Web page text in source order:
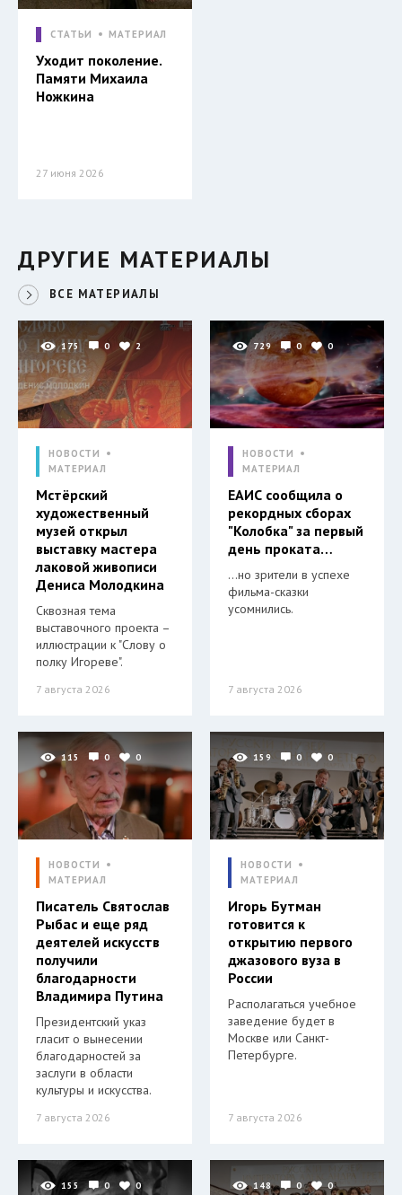
СТАТЬИ МАТЕРИАЛ
Уходит поколение.
Памяти Михаила
Ножкина
27 июня 2026
ДРУГИЕ МАТЕРИАЛЫ
ВСЕ МАТЕРИАЛЫ
175 0 2
НОВОСТИ
МАТЕРИАЛ
Мстёрский
художественный
музей открыл
выставку мастера
лаковой живописи
Дениса Молодкина
Сквозная тема
выставочного проекта –
иллюстрации к "Слову о
полку Игореве".
7 августа 2026
729 0 0
НОВОСТИ
МАТЕРИАЛ
ЕАИС сообщила о
рекордных сборах
"Колобка" за первый
день проката…
…но зрители в успехе
фильма-сказки
усомнились.
7 августа 2026
115 0 0
НОВОСТИ
МАТЕРИАЛ
Писатель Святослав
Рыбас и еще ряд
деятелей искусств
получили
благодарности
Владимира Путина
Президентский указ
гласит о вынесении
благодарностей за
заслуги в области
культуры и искусства.
7 августа 2026
159 0 0
НОВОСТИ
МАТЕРИАЛ
Игорь Бутман
готовится к
открытию первого
джазового вуза в
России
Располагаться учебное
заведение будет в
Москве или Санкт-
Петербурге.
7 августа 2026
155 0 0 148 0 0